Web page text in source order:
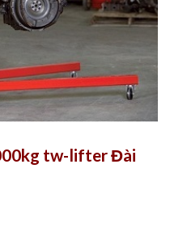
tw-lifter Đài